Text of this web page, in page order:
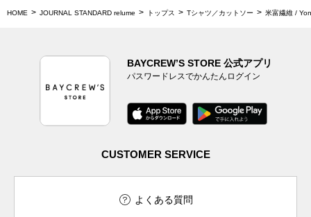
HOME JOURNAL STANDARD relume トップス Tシャツ／カットソー 米富繊維 /
BAYCREW’S STORE 公式アプリ
パスワードレスでかんたんログイン
CUSTOMER SERVICE
よくある質問